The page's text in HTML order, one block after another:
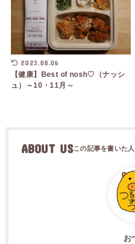
2023.08.06
【健康】Best of nosh♡（ナッシ
ュ）～10・11月～
ABOUT US
お